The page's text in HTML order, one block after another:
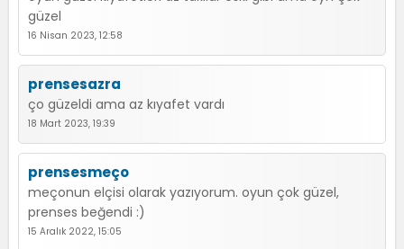
güzel
16 Nisan 2023, 12:58
prensesazra
ço güzeldi ama az kıyafet vardı
18 Mart 2023, 19:39
prensesmeço
meçonun elçisi olarak yazıyorum. oyun çok güzel,
prenses beğendi :)
15 Aralık 2022, 15:05